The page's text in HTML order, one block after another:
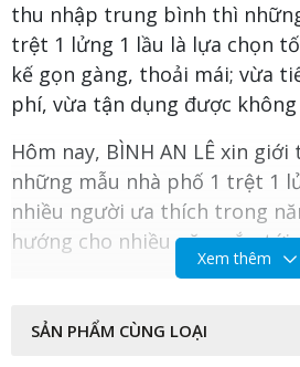
thu nhập trung bình thì
trệt 1 lửng 1 lầu là lựa chọn
kê gọn gàng, thoải mái; vừa
phí, vừa tận dụng được không
Hôm nay, BÌNH AN LÊ xin
những mẫu nhà phố 1 trệt 1
nhiều người ưa thích trong
hướng cho nhiều năm sắp tới.
Xem thêm
SẢN PHẨM CÙNG LOẠI